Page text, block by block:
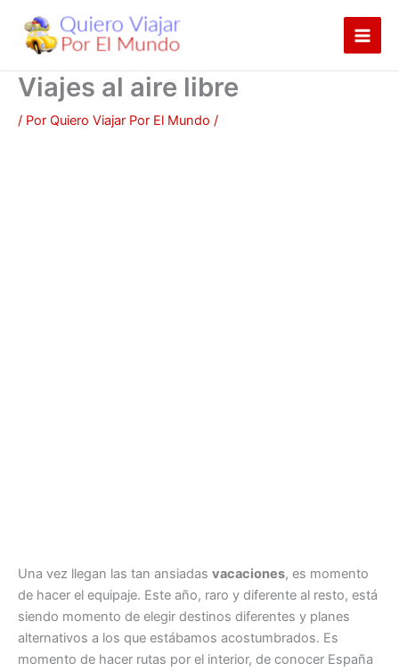
contenido
Viajes al aire libre
/ Por Quiero Viajar Por El Mundo /
Una vez llegan las tan ansiadas vacaciones, es momento
de hacer el equipaje. Este año, raro y diferente al resto, está
siendo momento de elegir destinos diferentes y planes
alternativos a los que estábamos acostumbrados. Es
momento de hacer rutas por el interior, de conocer España